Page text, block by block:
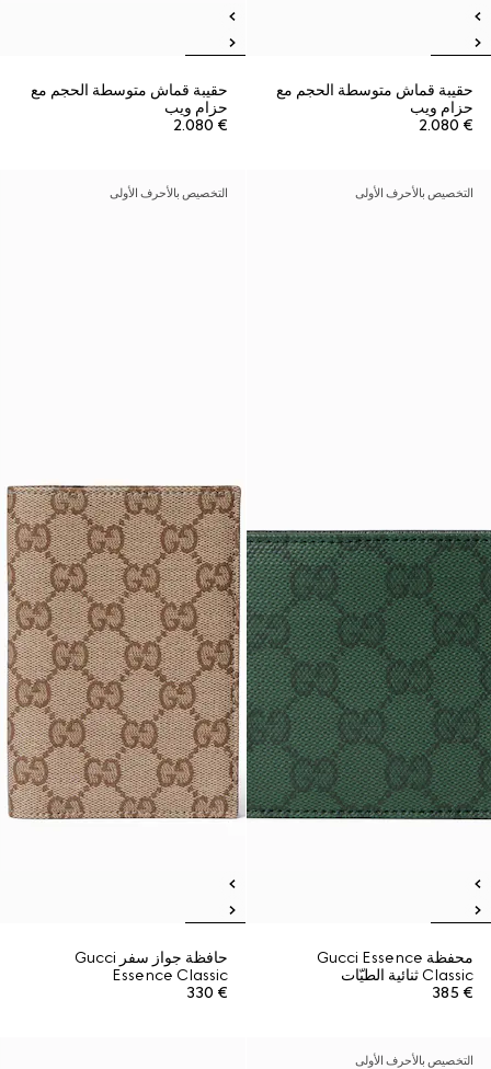
حقيبة قماش متوسطة الحجم مع
حزام ويب
€ 2.080
حقيبة قماش متوسطة الحجم مع
حزام ويب
€ 2.080
التخصيص بالأحرف الأولى
محفظة Gucci Essence
Classic ثنائية الطيّات
€ 385
التخصيص بالأحرف الأولى
حافظة جواز سفر Gucci
Essence Classic
€ 330
التخصيص بالأحرف الأولى